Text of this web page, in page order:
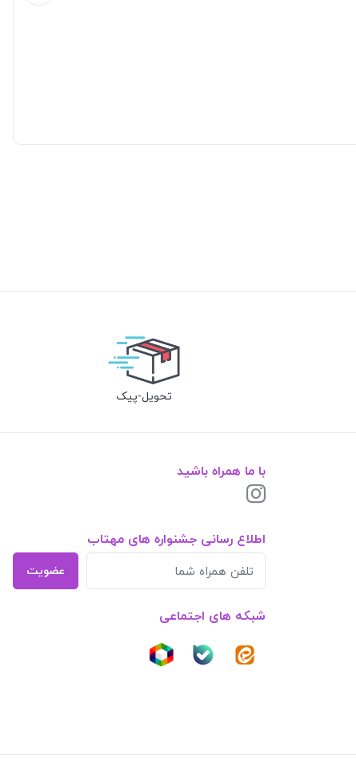
تحویل-پیک
با ما همراه باشید
اطلاع رسانی جشنواره های مهتاب
عضویت
شبکه های اجتماعی